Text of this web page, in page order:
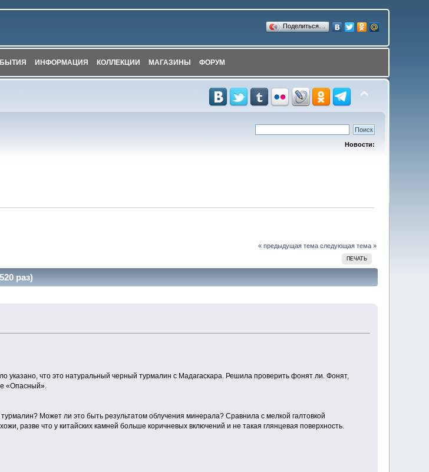
Поделиться…
ИНФОРМАЦИЯ КОЛЛЕКЦИИ МАГАЗИНЫ ФОРУМ
Новости:
« предыдущая тема следующая тема »
ПЕЧАТЬ
раз)
указано, что это натуральный черный турмалин с Мадагаскара. Решила проверить фонят ли. Фонят,
«Опасный».
Может ли это быть результатом облучения минерала? Сравнила с мелкой галтовкой
разве что у китайских камней больше коричневых включений и не такая глянцевая поверхность.